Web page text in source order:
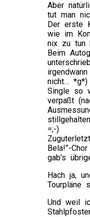
Aber
tut man
Der erste
wie im
nix zu tun
Beim
nicht… *g*)
Single so
verpaßt
=;-)
Bela!”-
gab’s
Hach ja,
Tourpläne
Und weil